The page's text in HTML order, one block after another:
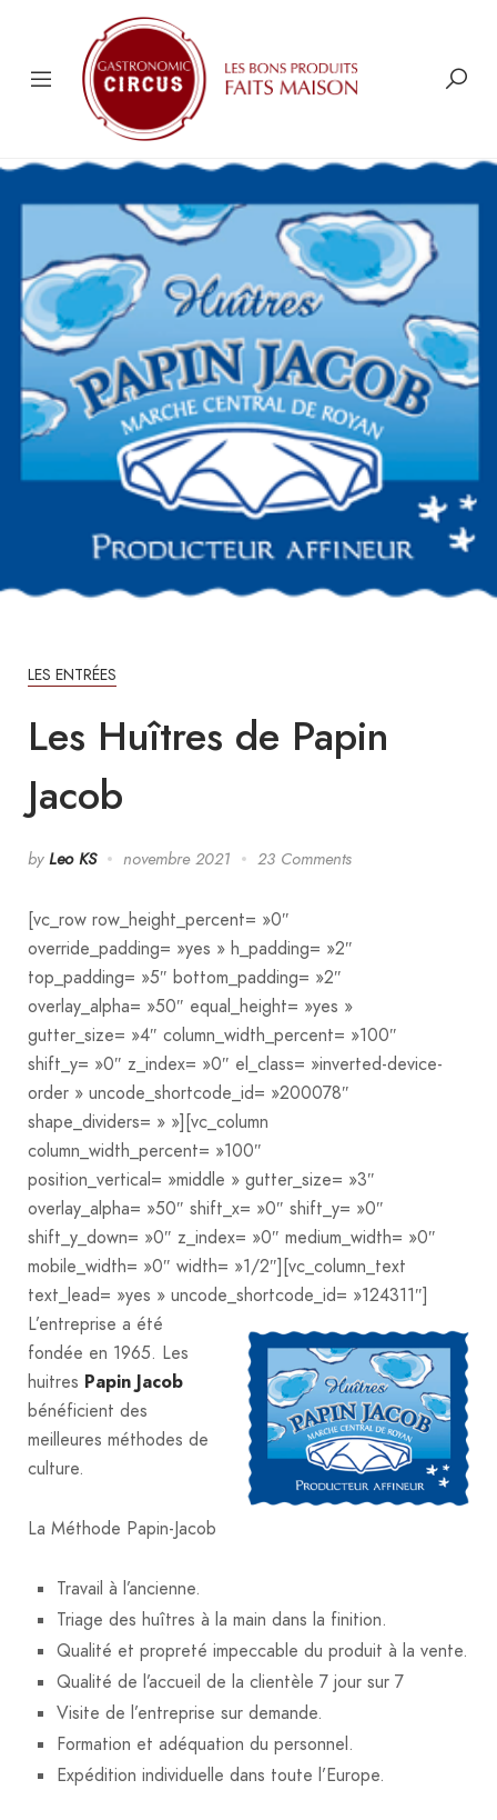
LES ENTRÉES
Les Huîtres de Papin
Jacob
by Leo KS novembre 2021 23 Comments
[vc_row row_height_percent= »0″
override_padding= »yes » h_padding= »2″
top_padding= »5″ bottom_padding= »2″
overlay_alpha= »50″ equal_height= »yes »
gutter_size= »4″ column_width_percent= »100″
shift_y= »0″ z_index= »0″ el_class= »inverted-device-
order » uncode_shortcode_id= »200078″
shape_dividers= » »][vc_column
column_width_percent= »100″
position_vertical= »middle » gutter_size= »3″
overlay_alpha= »50″ shift_x= »0″ shift_y= »0″
shift_y_down= »0″ z_index= »0″ medium_width= »0″
mobile_width= »0″ width= »1/2″][vc_column_text
text_lead= »yes » uncode_shortcode_id= »124311″]
L’entreprise a été
fondée en 1965. Les
huitres Papin Jacob
bénéficient des
meilleures méthodes de
culture.
La Méthode Papin-Jacob
Travail à l’ancienne.
Triage des huîtres à la main dans la finition.
Qualité et propreté impeccable du produit à la vente.
Qualité de l’accueil de la clientèle 7 jour sur 7
Visite de l’entreprise sur demande.
Formation et adéquation du personnel.
Expédition individuelle dans toute l’Europe.